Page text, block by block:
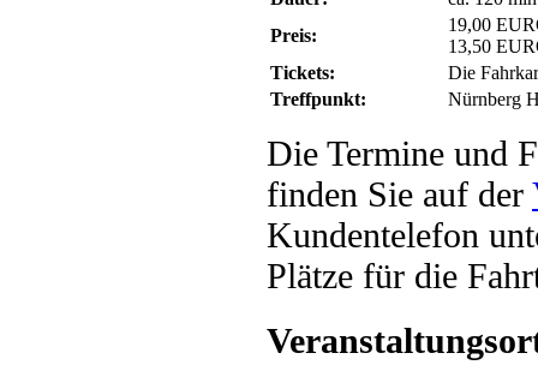
Preis:
19,00
13,50
Tickets:
Die
Treffpunkt:
Nürnberg
Die Termine und
finden Sie auf der
Kundentelefon
Plätze für die